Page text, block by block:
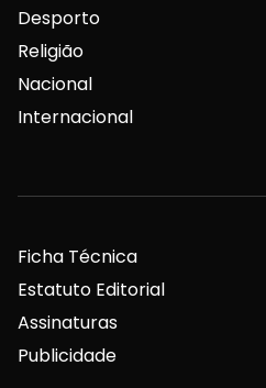
Desporto
Religião
Nacional
Internacional
Ficha Técnica
Estatuto Editorial
Assinaturas
Publicidade